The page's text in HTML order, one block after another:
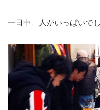
一日中、人がいっぱいでし